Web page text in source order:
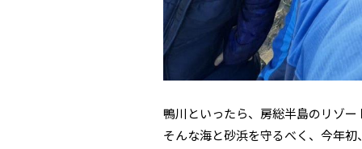
鴨川といったら、房総半島のリゾ
そんな海と砂浜を守るべく、今年